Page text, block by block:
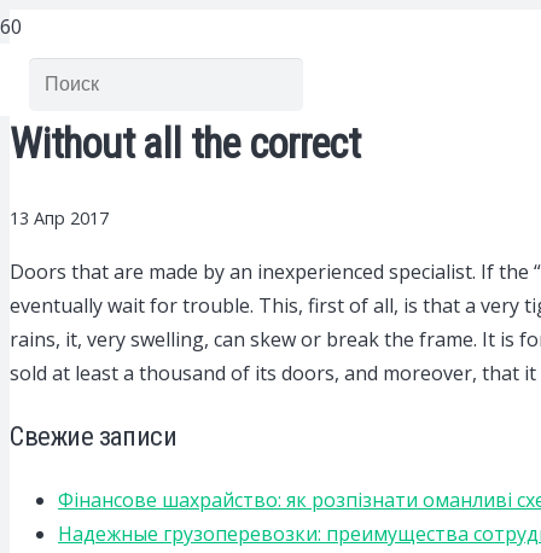
Without all the correct
13 Апр 2017
Doors that are made by an inexperienced specialist. If the
eventually wait for trouble. This, first of all, is that a very
rains, it, very swelling, can skew or break the frame. It is
sold at least a thousand of its doors, and moreover, that
Свежие записи
Фінансове шахрайство: як розпізнати оманливі
Надежные грузоперевозки: преимущества